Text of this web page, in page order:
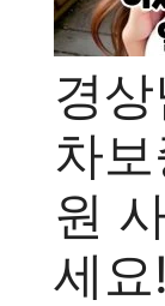
경
차
원
세요!